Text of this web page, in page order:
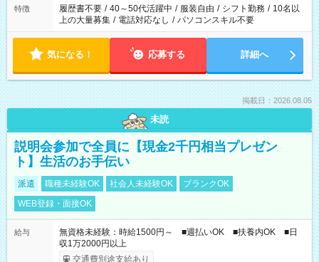
合は応募できません。
特徴 履歴書不要 / 40～50代活躍中 / 服装自由 / シフト勤務 / 10名以
上の大量募集 / 電話対応なし / パソコンスキル不要
気になる！ 応募する 詳細へ
掲載日：2026.08.05
未読
説明会参加で全員に【現金2千円相当プレゼン
ト】生活のお手伝い
派遣 職種未経験OK 社会人未経験OK
ブランクOK
WEB登録・面接OK
給与
無資格未経験：時給1500円～ ■週払いOK ■扶養内OK ■日
収1万2000円以上
交通費別途支給あり